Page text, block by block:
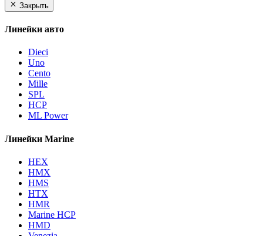
Закрыть
Линейки авто
Dieci
Uno
Cento
Mille
SPL
HCP
ML Power
Линейки Marine
HEX
HMX
HMS
HTX
HMR
Marine HCP
HMD